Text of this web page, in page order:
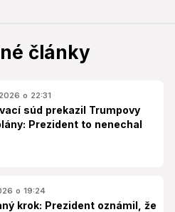
články
o 22:31
súd prekazil Trumpovy
Prezident to nenechal
o 19:24
krok: Prezident oznámil, že